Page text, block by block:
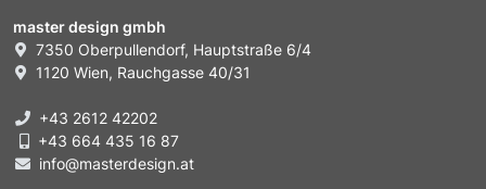
master design gmbh
7350 Oberpullendorf, Hauptstraße 6/4
1120 Wien, Rauchgasse 40/31
+43 2612 42202
+43 664 435 16 87
info@masterdesign.at